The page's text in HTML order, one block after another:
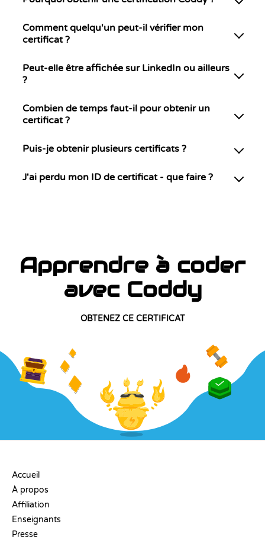
Comment quelqu'un peut-il vérifier mon
certificat ?
Peut-elle être affichée sur LinkedIn ou ailleurs
?
Combien de temps faut-il pour obtenir un
certificat ?
Puis-je obtenir plusieurs certificats ?
J'ai perdu mon ID de certificat - que faire ?
Apprendre à coder
avec Coddy
OBTENEZ CE CERTIFICAT
Accueil
À propos
Affiliation
Enseignants
Presse